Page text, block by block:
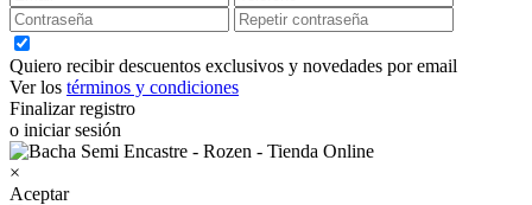
Quiero recibir descuentos exclusivos y novedades por email
Ver los términos y condiciones
Finalizar registro
o iniciar sesión
×
Aceptar